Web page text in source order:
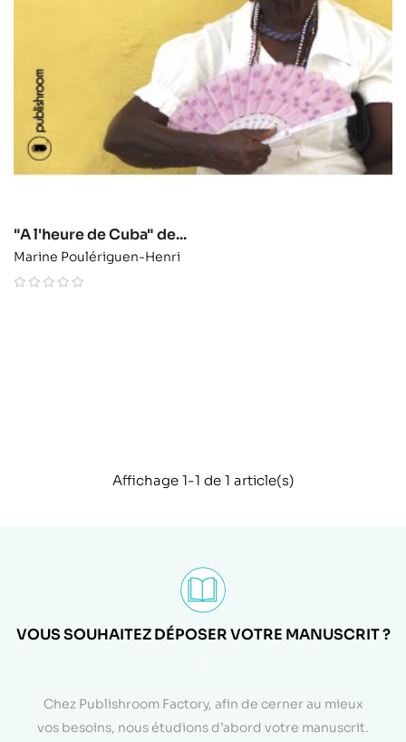
"A l'heure de Cuba" de...
Marine Poulériguen-Henri
Affichage 1-1 de 1 article(s)
VOUS SOUHAITEZ DÉPOSER VOTRE MANUSCRIT ?
Chez Publishroom Factory, afin de cerner au mieux
vos besoins, nous étudions d’abord votre manuscrit.